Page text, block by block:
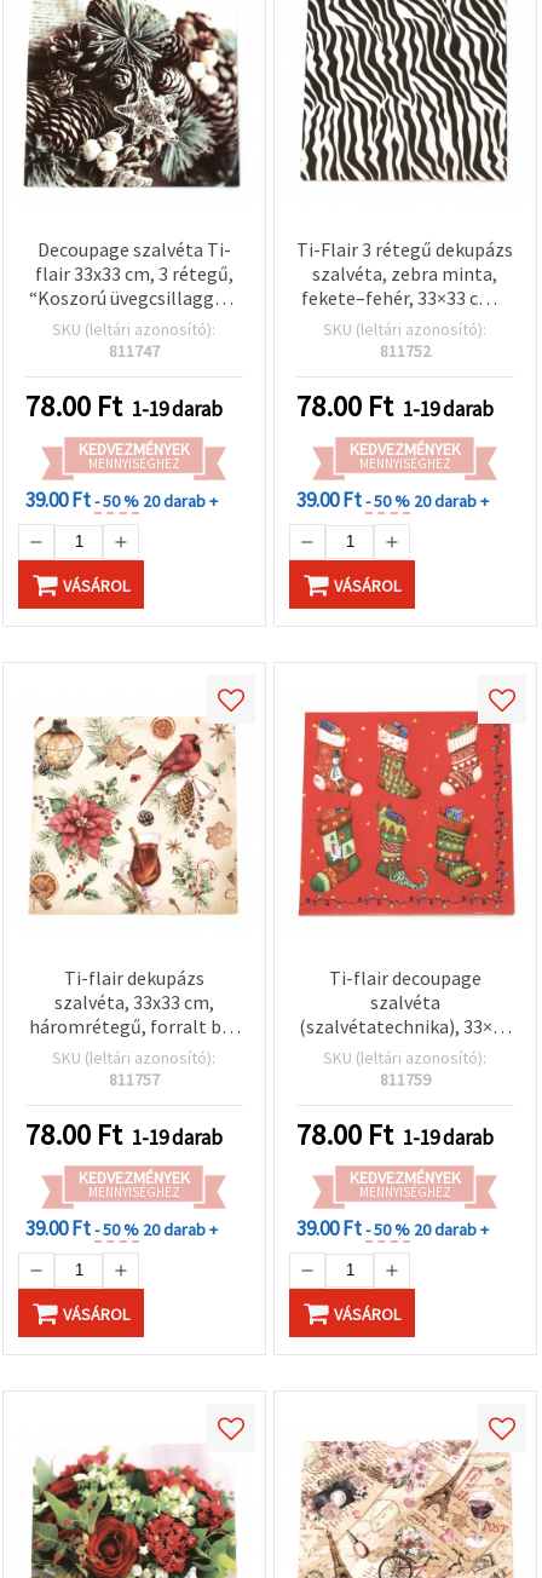
Decoupage szalvéta Ti-
flair 33x33 cm, 3 rétegű,
“Koszorú üvegcsillaggal“
- 1 db
SKU (leltári azonosító):
811747
78.00 Ft 1-19 darab
KEDVEZMÉNYEK
MENNYISÉGHEZ
39.00 Ft- 50 % 20 darab +
VÁSÁROL
Ti-Flair 3 rétegű dekupázs
szalvéta, zebra minta,
fekete–fehér, 33×33 cm –
1 db
SKU (leltári azonosító):
811752
78.00 Ft 1-19 darab
KEDVEZMÉNYEK
MENNYISÉGHEZ
39.00 Ft- 50 % 20 darab +
VÁSÁROL
Ti-flair dekupázs
szalvéta, 33x33 cm,
háromrétegű, forralt bor
és mézeskalács minta - 1
db
SKU (leltári azonosító):
811757
78.00 Ft 1-19 darab
KEDVEZMÉNYEK
MENNYISÉGHEZ
39.00 Ft- 50 % 20 darab +
VÁSÁROL
Ti-flair decoupage
szalvéta
(szalvétatechnika), 33×33
cm, 3 rétegű, színes
karácsonyi harisnyák – 1
SKU (leltári azonosító):
811759
78.00 Ft 1-19 darab
KEDVEZMÉNYEK
MENNYISÉGHEZ
39.00 Ft- 50 % 20 darab +
VÁSÁROL